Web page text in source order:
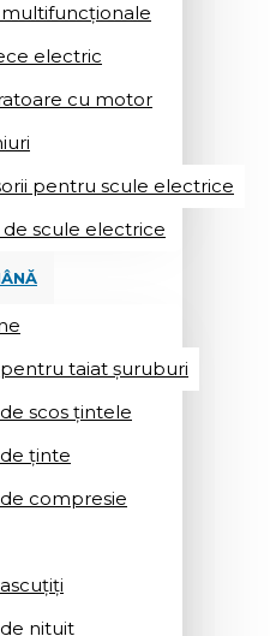
electric
cu motor
pentru scule electrice
de scule electrice
taiat șuruburi
scos țintele
ținte
compresie
nituit